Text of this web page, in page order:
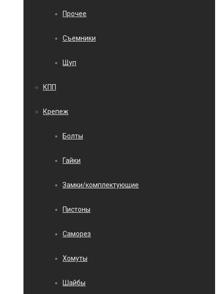
Прочее
Съемники
Щуп
КПП
Крепеж
Болты
Гайки
Замки/комплектующие
Пистоны
Саморез
Хомуты
Шайбы